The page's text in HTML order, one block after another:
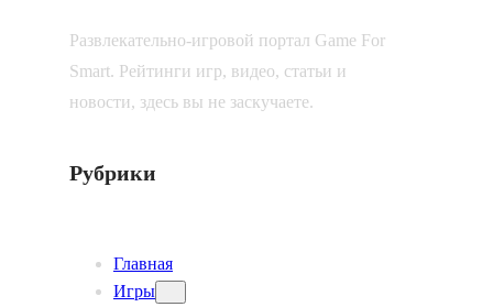
Развлекательно-игровой портал Game For
Smart. Рейтинги игр, видео, статьи и
новости, здесь вы не заскучаете.
Рубрики
Главная
Игры